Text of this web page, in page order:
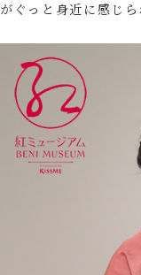
がぐっと身近に感じら